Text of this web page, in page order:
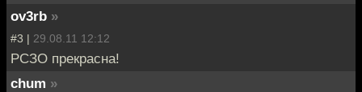
ov3rb »
#3 | 29.08.11 12:12
РСЗО прекрасна!
chum »